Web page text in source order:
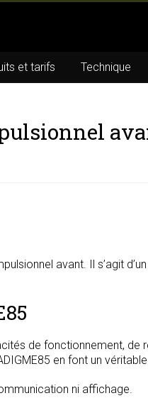
et tarifs Technique
avant. Il s’agit
de fonctionnement, de
en font un
ni affichage.